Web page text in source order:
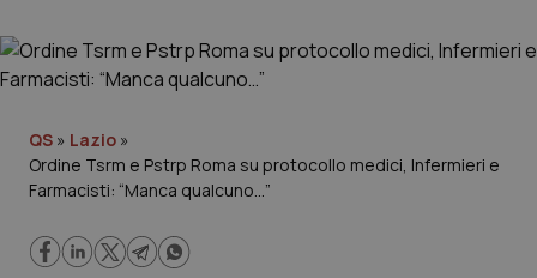
Governo e Parlamento
Regioni e Asl
QS » Lazio »
Ordine Tsrm e Pstrp Roma su protocollo medici, Infermieri e
Farmacisti: “Manca qualcuno…”